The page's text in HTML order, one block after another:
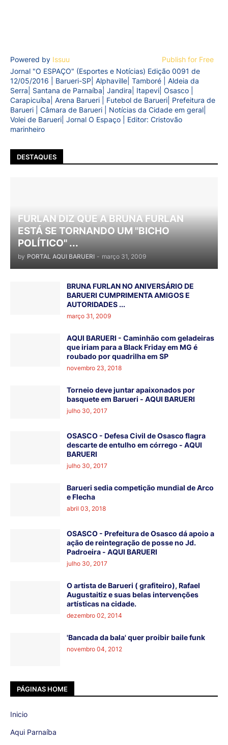
Powered by Issuu
Publish for Free
Jornal "O ESPAÇO" (Esportes e Notícias) Edição 0091 de
12/05/2016 | Barueri-SP| Alphaville| Tamboré | Aldeia da
Serra| Santana de Parnaíba| Jandira| Itapevi| Osasco |
Carapicuíba| Arena Barueri | Futebol de Barueri| Prefeitura de
Barueri | Câmara de Barueri | Notícias da Cidade em geral|
Volei de Barueri| Jornal O Espaço | Editor: Cristovão
marinheiro
DESTAQUES
FURLAN DIZ QUE A BRUNA FURLAN
ESTÁ SE TORNANDO UM "BICHO
POLÍTICO" ...
by PORTAL AQUI BARUERI - março 31, 2009
BRUNA FURLAN NO ANIVERSÁRIO DE
BARUERI CUMPRIMENTA AMIGOS E
AUTORIDADES ...
março 31, 2009
AQUI BARUERI - Caminhão com geladeiras
que iriam para a Black Friday em MG é
roubado por quadrilha em SP
novembro 23, 2018
Torneio deve juntar apaixonados por
basquete em Barueri - AQUI BARUERI
julho 30, 2017
OSASCO - Defesa Civil de Osasco flagra
descarte de entulho em córrego - AQUI
BARUERI
julho 30, 2017
Barueri sedia competição mundial de Arco
e Flecha
abril 03, 2018
OSASCO - Prefeitura de Osasco dá apoio a
ação de reintegração de posse no Jd.
Padroeira - AQUI BARUERI
julho 30, 2017
O artista de Barueri ( grafiteiro), Rafael
Augustaitiz e suas belas intervenções
artísticas na cidade.
dezembro 02, 2014
'Bancada da bala' quer proibir baile funk
novembro 04, 2012
PÁGINAS HOME
Inicio
Aqui Parnaíba